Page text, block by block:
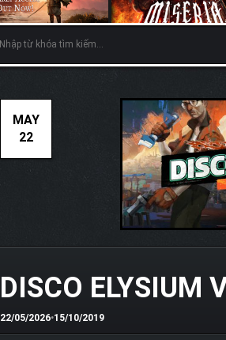
MAY
22
DISCO
22/05/2026•15/10/2019